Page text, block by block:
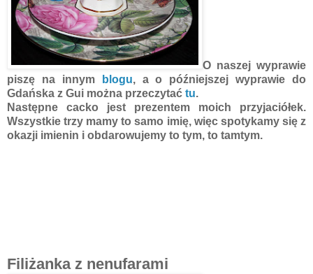
O naszej wyprawie
piszę na innym
blogu, a o późniejszej wyprawie do
Gdańska z Gui można przeczytać tu.
Następne cacko jest prezentem moich przyjaciółek.
Wszystkie trzy mamy to samo imię, więc spotykamy się z
okazji imienin i obdarowujemy to tym, to tamtym.
Filiżanka z nenufarami